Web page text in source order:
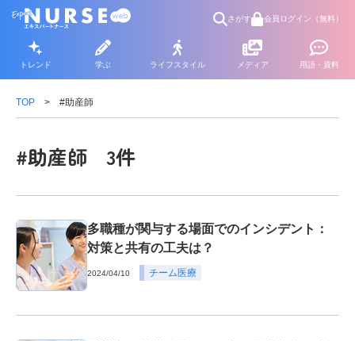
さがす 会員ログイン（無料）
トレンド 学ぶ ライフスタイル メディア 用語・資料
TOP #助産師
#助産師 3件
多職種が関与する場面でのインシデント：
対策と共有の工夫は？
2024/04/10 チーム医療